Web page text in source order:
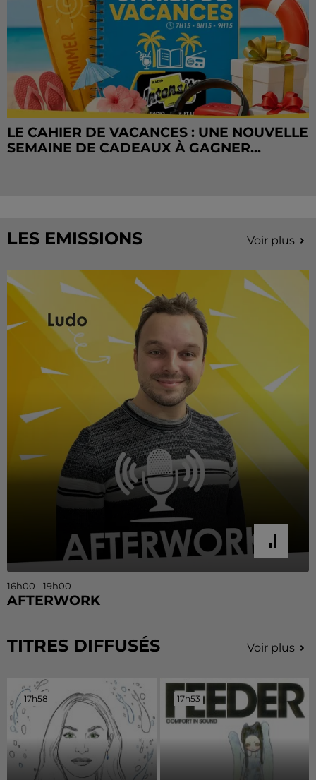
LE CAHIER DE VACANCES : UNE NOUVELLE
SEMAINE DE CADEAUX À GAGNER...
LES EMISSIONS Voir plus
16h00 - 19h00
AFTERWORK
TITRES DIFFUSÉS Voir plus
17h58
17h58 17h53
17h53